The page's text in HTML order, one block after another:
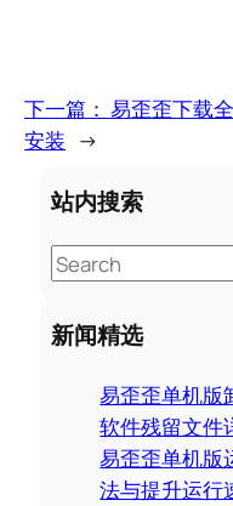
下一篇： 易歪歪下载
安装 →
站内搜索
S
e
a
r
新闻精选
易歪歪单机版
软件残留文件
易歪歪单机版
法与提升运行